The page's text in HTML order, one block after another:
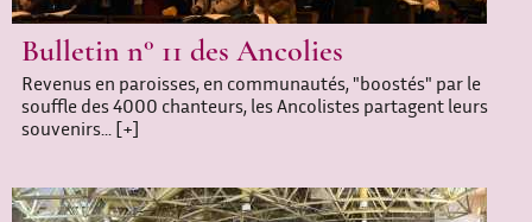
Bulletin n° 11 des Ancolies
Revenus en paroisses, en communautés, "boostés" par le
souffle des 4000 chanteurs, les Ancolistes partagent leurs
souvenirs... [+]